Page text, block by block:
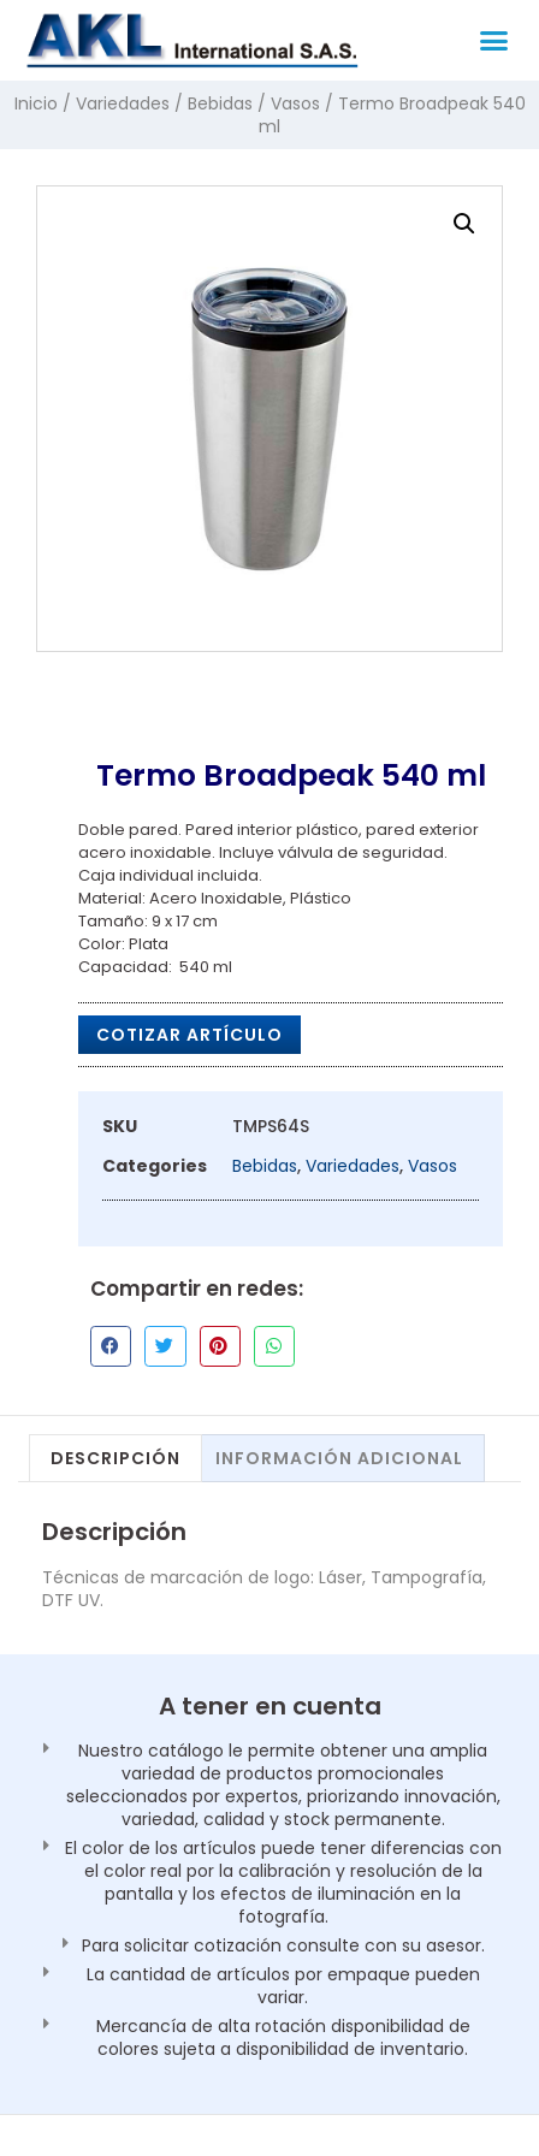
Inicio / Variedades / Bebidas / Vasos / Termo Broadpeak 540
ml
Termo Broadpeak 540 ml
Doble pared. Pared interior plástico, pared exterior
acero inoxidable. Incluye válvula de seguridad.
Caja individual incluida.
Material: Acero Inoxidable, Plástico
Tamaño: 9 x 17 cm
Color: Plata
Capacidad: 540 ml
COTIZAR ARTÍCULO
SKU
TMPS64S
Categories
Bebidas, Variedades, Vasos
Compartir en redes:
DESCRIPCIÓN INFORMACIÓN ADICIONAL
Descripción
Técnicas de marcación de logo: Láser, Tampografía,
DTF UV.
A tener en cuenta
Nuestro catálogo le permite obtener una amplia
variedad de productos promocionales
seleccionados por expertos, priorizando innovación,
variedad, calidad y stock permanente.
El color de los artículos puede tener diferencias con
el color real por la calibración y resolución de la
pantalla y los efectos de iluminación en la
fotografía.
Para solicitar cotización consulte con su asesor.
La cantidad de artículos por empaque pueden
variar.
Mercancía de alta rotación disponibilidad de
colores sujeta a disponibilidad de inventario.